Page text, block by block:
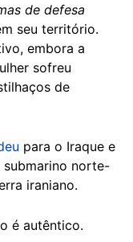
de defesa
seu território.
embora a
sofreu
de
para o Iraque e
submarino norte-
iraniano.
é autêntico.